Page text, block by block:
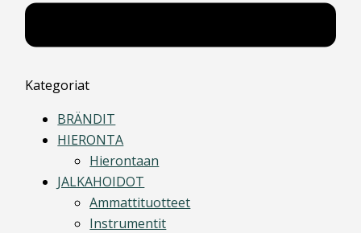
Kategoriat
BRÄNDIT
HIERONTA
Hierontaan
JALKAHOIDOT
Ammattituotteet
Instrumentit